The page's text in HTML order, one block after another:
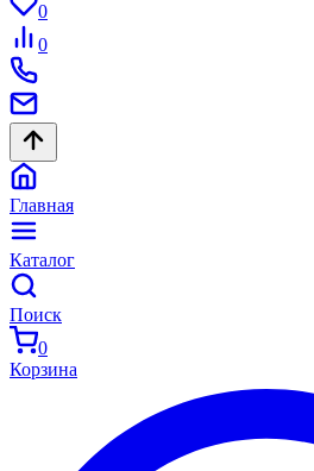
0
0
Главная
Каталог
Поиск
0
Корзина